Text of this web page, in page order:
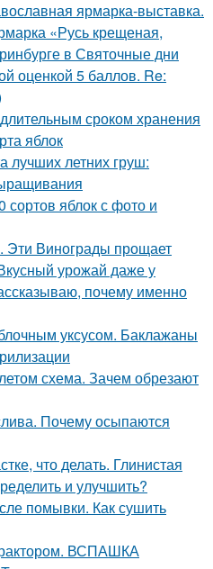
ярмарка-выставка.
«Русь крещеная,
в Святочные дни
оценкой 5 баллов. Re:
сроком хранения
яблок
лучших летних груш:
сортов яблок с фото и
Эти Винограды прощает
урожай даже у
почему именно
уксусом. Баклажаны
схема. Зачем обрезают
Почему осыпаются
что делать. Глинистая
и улучшить?
помывки. Как сушить
ВСПАШКА